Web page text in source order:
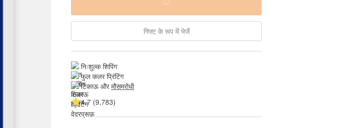
गिफ्ट के रूप में भेजें
निःशुल्क शिपिंग
फुल कलर प्रिंटिंग
टिकाऊ और मौसमरोधी
4.7 (9,783)